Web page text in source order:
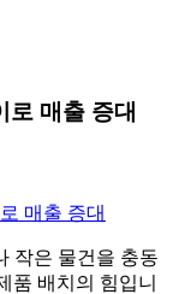
로 매출 증대
매출 증대
작은 물건을 충동
품 배치의 힘입니